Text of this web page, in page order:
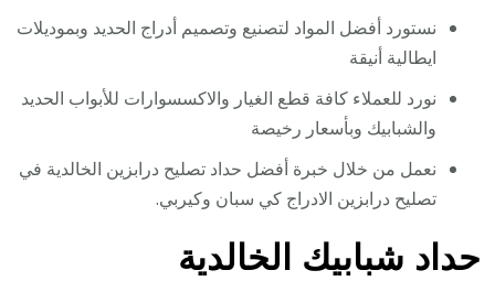
نستورد أفضل المواد لتصنيع وتصميم أدراج الحديد وبموديلات
ايطالية أنيقة
نورد للعملاء كافة قطع الغيار والاكسسوارات للأبواب الحديد
والشبابيك وبأسعار رخيصة
نعمل من خلال خبرة أفضل حداد تصليح درابزين الخالدية في
تصليح درابزين الادراج كي سبان وكيربي.
حداد شبابيك الخالدية